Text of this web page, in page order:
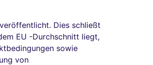
Dies schließt
EU -Durchschnitt liegt,
sowie
von